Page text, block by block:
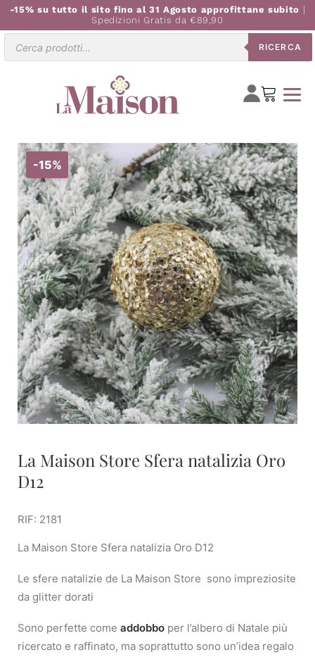
-15% su tutto il sito fino al 31 Agosto approfittane subito |
Spedizioni Gratis da €89,90
RICERCA
-15%
La Maison Store Sfera natalizia Oro
D12
RIF: 2181
La Maison Store Sfera natalizia Oro D12
Le sfere natalizie de La Maison Store sono impreziosite
da glitter dorati
Sono perfette come addobbo per l’albero di Natale più
ricercato e raffinato, ma soprattutto sono un’idea regalo